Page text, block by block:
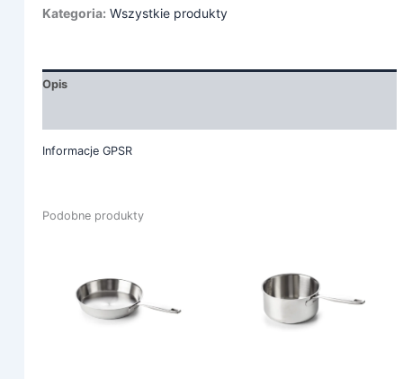
Kategoria: Wszystkie produkty
Opis
Informacje GPSR
Podobne produkty